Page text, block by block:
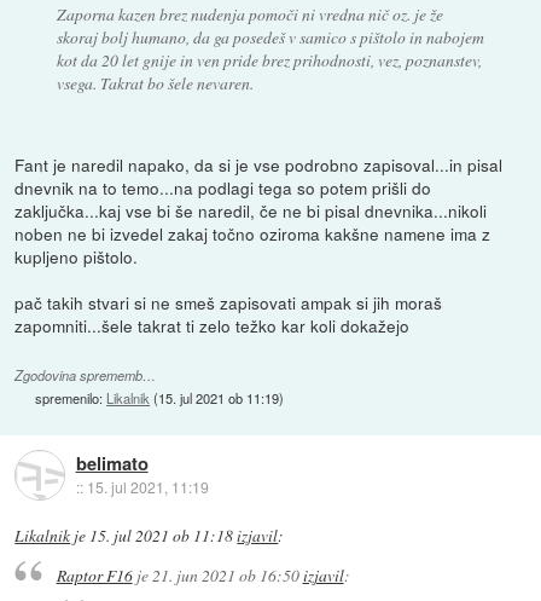
Zaporna kazen brez nudenja pomoči ni vredna nič oz. je že
skoraj bolj humano, da ga posedeš v samico s pištolo in nabojem
kot da 20 let gnije in ven pride brez prihodnosti, vez, poznanstev,
vsega. Takrat bo šele nevaren.
Fant je naredil napako, da si je vse podrobno zapisoval...in pisal
dnevnik na to temo...na podlagi tega so potem prišli do
zaključka...kaj vse bi še naredil, če ne bi pisal dnevnika...nikoli
noben ne bi izvedel zakaj točno oziroma kakšne namene ima z
kupljeno pištolo.
pač takih stvari si ne smeš zapisovati ampak si jih moraš
zapomniti...šele takrat ti zelo težko kar koli dokažejo
Zgodovina sprememb…
spremenilo: Likalnik (15. jul 2021 ob 11:19)
belimato
:: 15. jul 2021, 11:19
Likalnik je 15. jul 2021 ob 11:18izjavil:
Raptor F16je21. jun 2021 ob 16:50izjavil: